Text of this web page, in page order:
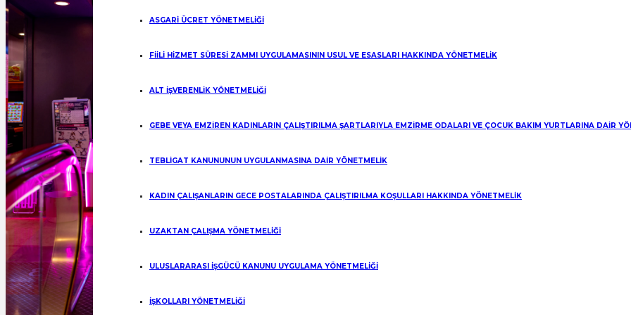
ASGARİ ÜCRET YÖNETMELİĞİ
FİİLİ HİZMET SÜRESİ ZAMMI UYGULAMASININ USUL VE ESASLARI HAKKINDA YÖNETMELİK
ALT İŞVERENLİK YÖNETMELİĞİ
GEBE VEYA EMZİREN KADINLARIN ÇALIŞTIRILMA ŞARTLARIYLA EMZİRME ODALARI VE ÇOCUK BAKIM YURTLARINA DAİR
TEBLİGAT KANUNUNUN UYGULANMASINA DAİR YÖNETMELİK
KADIN ÇALIŞANLARIN GECE POSTALARINDA ÇALIŞTIRILMA KOŞULLARI HAKKINDA YÖNETMELİK
UZAKTAN ÇALIŞMA YÖNETMELİĞİ
ULUSLARARASI İŞGÜCÜ KANUNU UYGULAMA YÖNETMELİĞİ
İŞKOLLARI YÖNETMELİĞİ